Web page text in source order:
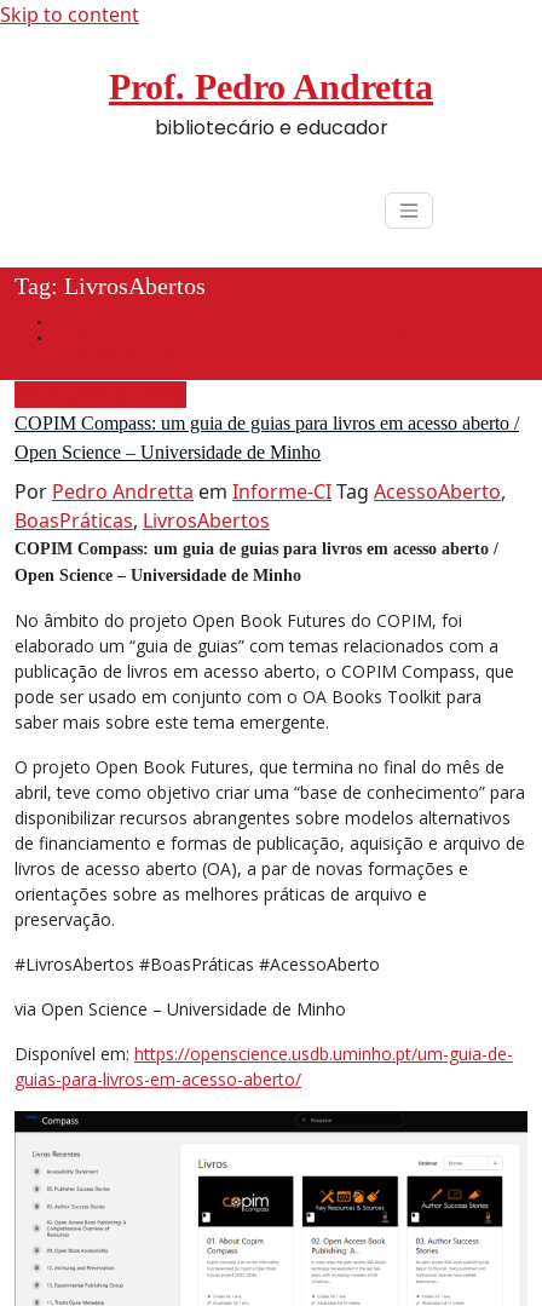
Skip to content
Prof. Pedro Andretta
bibliotecário e educador
Tag: LivrosAbertos
COPIM Compass: um guia de guias para livros em acesso aberto /
Open Science – Universidade de Minho
Por Pedro Andretta em Informe-CITag AcessoAberto,
BoasPráticas, LivrosAbertos
COPIM Compass: um guia de guias para livros em acesso aberto /
Open Science – Universidade de Minho
No âmbito do projeto Open Book Futures do COPIM, foi
elaborado um “guia de guias” com temas relacionados com a
publicação de livros em acesso aberto, o COPIM Compass, que
pode ser usado em conjunto com o OA Books Toolkit para
saber mais sobre este tema emergente.
O projeto Open Book Futures, que termina no final do mês de
abril, teve como objetivo criar uma “base de conhecimento” para
disponibilizar recursos abrangentes sobre modelos alternativos
de financiamento e formas de publicação, aquisição e arquivo de
livros de acesso aberto (OA), a par de novas formações e
orientações sobre as melhores práticas de arquivo e
preservação.
#LivrosAbertos #BoasPráticas #AcessoAberto
via Open Science – Universidade de Minho
Disponível em: https://openscience.usdb.uminho.pt/um-guia-de-
guias-para-livros-em-acesso-aberto/